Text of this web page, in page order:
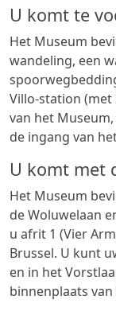
U komt te
Het Museum
wandeling, een
Villo-station (met
van het
de ingang van
U komt met
Het Museum
de Woluwelaan
u afrit 1 (Vier
Brussel. U kunt
en in het
binnenplaats